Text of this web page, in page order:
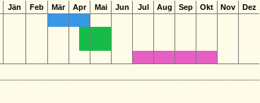
Jän Feb Mär Apr Mai Jun Jul Aug Sep Okt Nov
Dez